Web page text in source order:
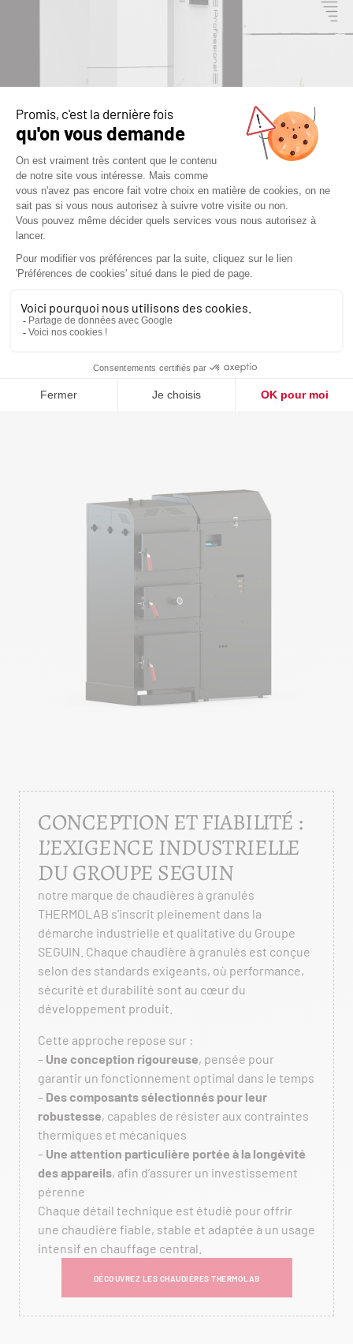
CHAUDIÈRE À
GRANULÉS ERA
DÉCOUVRIR
GRANULÉS
CONCEPTION ET FIABILITÉ :
L’EXIGENCE INDUSTRIELLE
DU GROUPE SEGUIN
notre marque de chaudières à granulés
THERMOLAB s’inscrit pleinement dans la
démarche industrielle et qualitative du Groupe
SEGUIN. Chaque chaudière à granulés est conçue
selon des standards exigeants, où performance,
sécurité et durabilité sont au cœur du
développement produit.
Cette approche repose sur :
– Une conception rigoureuse, pensée pour
garantir un fonctionnement optimal dans le temps
– Des composants sélectionnés pour leur
robustesse, capables de résister aux contraintes
thermiques et mécaniques
– Une attention particulière portée à la longévité
des appareils, afin d’assurer un investissement
pérenne
Chaque détail technique est étudié pour offrir
une chaudière fiable, stable et adaptée à un usage
intensif en chauffage central.
DÉCOUVREZ LES CHAUDIÈRES THERMOLAB